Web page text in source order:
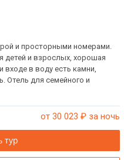
и просторными номерами.
детей и взрослых, хорошая
в воду есть камни,
Отель для семейного и
от 30 023 ₽ за ночь
тур